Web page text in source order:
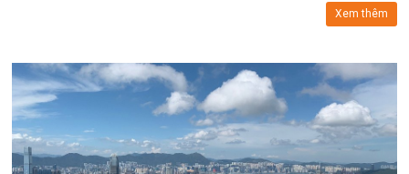
Xem thêm